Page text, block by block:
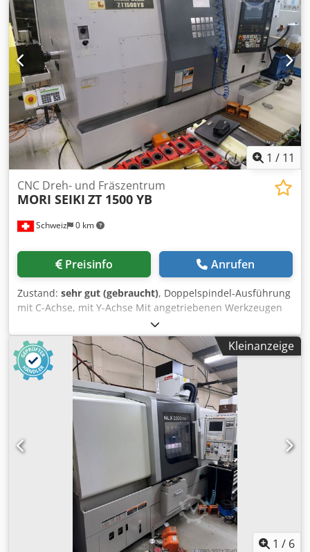
SPAENEFOERDERER und REITSTOCK. Sie hat C-Achse +
angetriebene WERKZEUGHALTER. CNC FANUC I Serie.
1 / 11
Schweiz 0 km
CNC Dreh- und Fräszentrum
MORI SEIKI ZT 1500 YB
Preisinfo Anrufen
Zustand: sehr gut (gebraucht), Doppelspindel-Ausführung
mit C-Achse, mit Y-Achse Mit angetriebenen Werkzeugen
FANUC/MORI MSX 501 Steuerung Drehdurchmesser -190
mm Drehlänge -235 mm Dcsdpfjx I A Awsx Apvek
Spindeldrehzahlen 50-5'000 U/min Revolverstahlhalter 1+2
mit 16 angetriebenen Positionen C-Achse 0.001°
Stangenlader FMB Turbo 8-80 Teilabholvorrichtung
Werkzeugvoreinstellgerät Diverses Zubehör MARCELS
Kleinanzeige
1 / 6